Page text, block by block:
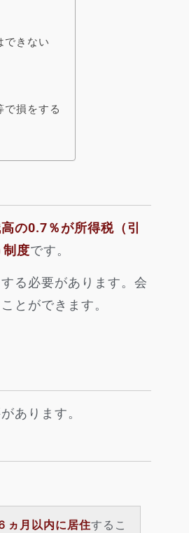
できない
損をする
の0.7％が所得税（引
度です。
する必要があります。会
とができます。
あります。
ヵ月以内に居住するこ